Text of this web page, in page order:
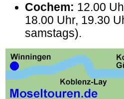
Cochem: 12.00
18.00 Uhr, 19.30
samstags).